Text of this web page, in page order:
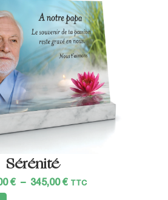
Sérénité
€ – 345,00 € TTC